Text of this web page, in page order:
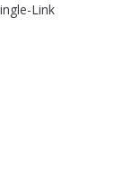
Link